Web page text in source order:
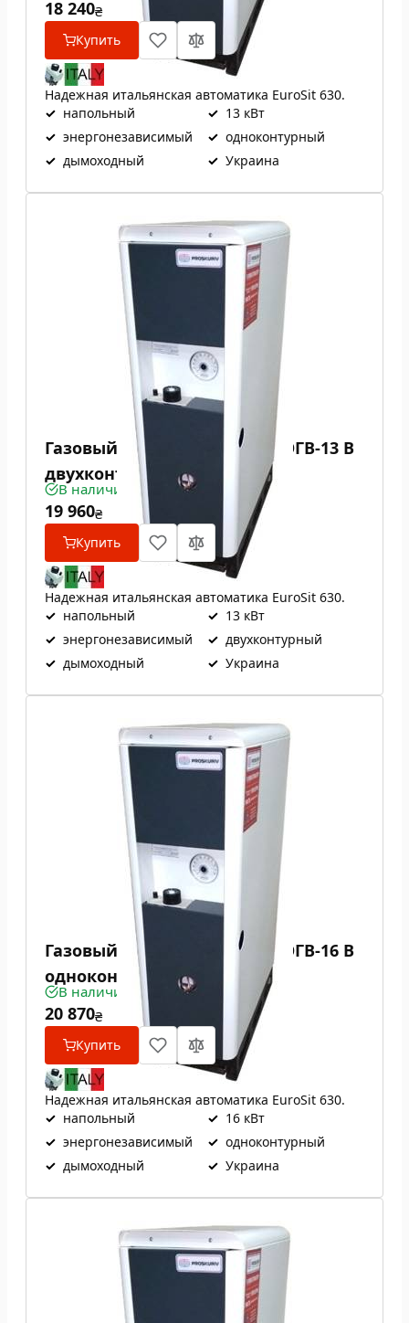
18 240₴
Купить
Надежная итальянская автоматика EuroSit 630.
✓ напольный ✓ 13 кВт
✓ энергонезависимый ✓ одноконтурный
✓ дымоходный ✓ Украина
Газовый котел Проскуров АОГВ-13 В
двухконтурный
В наличии
19 960₴
Купить
Надежная итальянская автоматика EuroSit 630.
✓ напольный ✓ 13 кВт
✓ энергонезависимый ✓ двухконтурный
✓ дымоходный ✓ Украина
Газовый котел Проскуров АОГВ-16 В
одноконтурный
В наличии
20 870₴
Купить
Надежная итальянская автоматика EuroSit 630.
✓ напольный ✓ 16 кВт
✓ энергонезависимый ✓ одноконтурный
✓ дымоходный ✓ Украина